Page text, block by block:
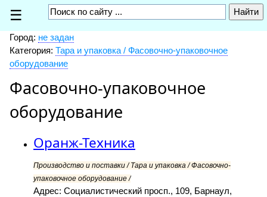
☰
Город: не задан
Категория: Тара и упаковка / Фасовочно-упаковочное
оборудование
Фасовочно-упаковочное
оборудование
Оранж-Техника
Производство и поставки / Тара и упаковка / Фасовочно-
упаковочное оборудование /
Адрес: Социалистический просп., 109, Барнаул,